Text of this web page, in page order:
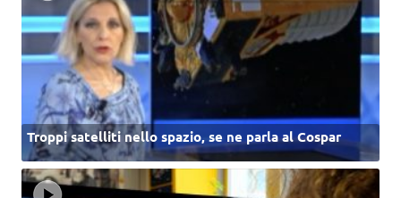
Troppi satelliti nello spazio, se ne parla al Cospar